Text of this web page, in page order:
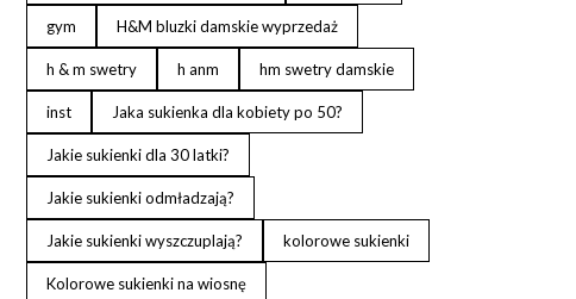
gym H&M bluzki damskie wyprzedaż
h & m swetry h anm hm swetry damskie
inst Jaka sukienka dla kobiety po 50?
Jakie sukienki dla 30 latki?
Jakie sukienki odmładzają?
Jakie sukienki wyszczuplają? kolorowe sukienki
Kolorowe sukienki na wiosnę